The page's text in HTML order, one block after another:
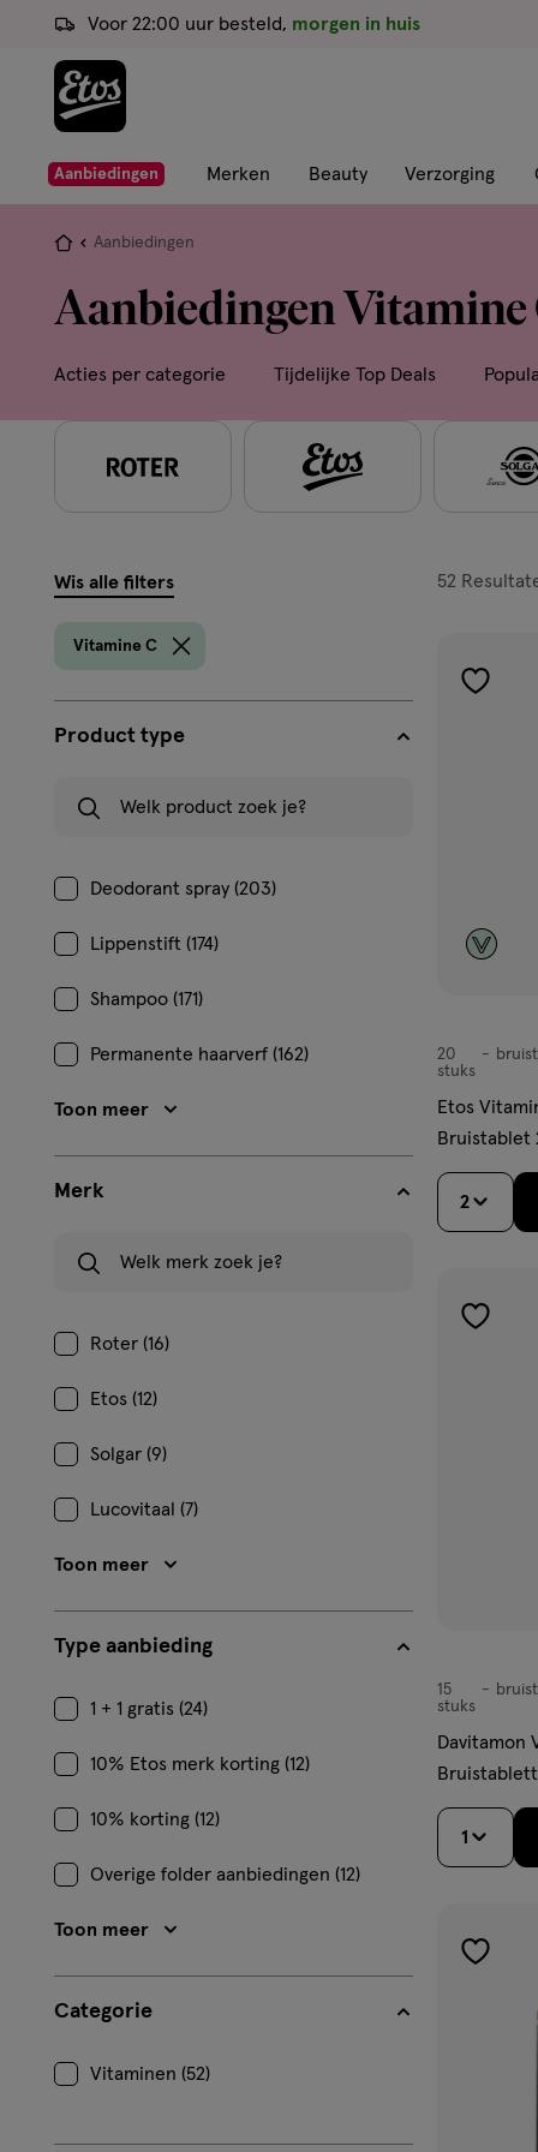
ga
de
hoofd
ga
naar
de
ga
naar
Voor 22:00 uur besteld, morgen in huis
Aanbiedingen Merken Beauty Verzorging
Je
hier:
Aanbiedingen
Aanbiedingen Vitamine
Acties per categorie Tijdelijke Top Deals
filters
Wis alle filters
Vitamine C
Product type
Deodorant spray (203)
Lippenstift (174)
Shampoo (171)
Permanente haarverf (162)
Toon meer
Merk
Roter (16)
Etos (12)
Solgar (9)
Lucovitaal (7)
Toon meer
Type aanbieding
1 + 1 gratis (24)
10% Etos merk korting (12)
10% korting (12)
Overige folder aanbiedingen (12)
Toon meer
Categorie
Vitaminen (52)
52
bruistablet
20
stuks
Etos
Bruistablet
2
bruistablet
15
stuks
Davitamon
1